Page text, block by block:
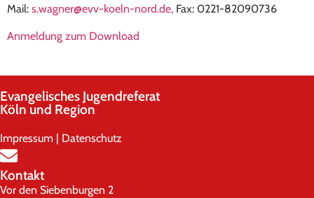
Mail: s.wagner@evv-koeln-nord.de, Fax: 0221-82090736
Anmeldung zum Download
Evangelisches Jugendreferat
Köln und Region
Impressum | Datenschutz
Kontakt
Vor den Siebenburgen 2